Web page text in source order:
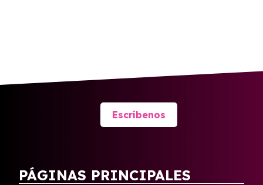
Escríbenos
PÁGINAS PRINCIPALES